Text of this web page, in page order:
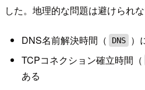
した。地理的な問題は避けられな
DNS名前解決時間（ DNS
）
TCPコネクション確立時間（
ある